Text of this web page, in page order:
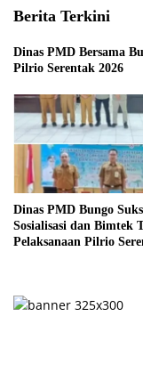
Berita Terkini
Dinas PMD Bersama
Pilrio Serentak 2026
Dinas PMD Bungo
Sosialisasi dan Bimtek
Pelaksanaan Pilrio